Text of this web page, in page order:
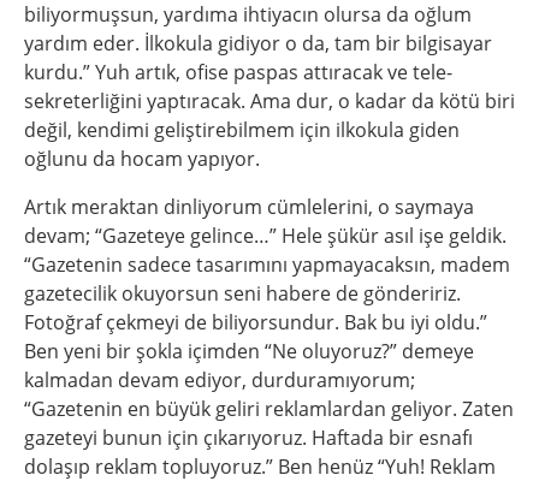
biliyormuşsun, yardıma ihtiyacın olursa da oğlum
yardım eder. İlkokula gidiyor o da, tam bir bilgisayar
kurdu.” Yuh artık, ofise paspas attıracak ve tele-
sekreterliğini yaptıracak. Ama dur, o kadar da kötü biri
değil, kendimi geliştirebilmem için ilkokula giden
oğlunu da hocam yapıyor.
Artık meraktan dinliyorum cümlelerini, o saymaya
devam; “Gazeteye gelince…” Hele şükür asıl işe geldik.
“Gazetenin sadece tasarımını yapmayacaksın, madem
gazetecilik okuyorsun seni habere de göndeririz.
Fotoğraf çekmeyi de biliyorsundur. Bak bu iyi oldu.”
Ben yeni bir şokla içimden “Ne oluyoruz?” demeye
kalmadan devam ediyor, durduramıyorum;
“Gazetenin en büyük geliri reklamlardan geliyor. Zaten
gazeteyi bunun için çıkarıyoruz. Haftada bir esnafı
dolaşıp reklam topluyoruz.” Ben henüz “Yuh! Reklam